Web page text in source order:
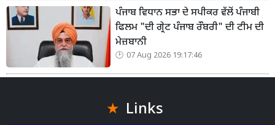
ਪੰਜਾਬ ਵਿਧਾਨ ਸਭਾ ਦੇ ਸਪੀਕਰ ਵੱਲੋਂ ਪੰਜਾਬੀ
ਫਿਲਮ "ਦੀ ਗ੍ਰੇਟ ਪੰਜਾਬ ਰੌਬਰੀ" ਦੀ ਟੀਮ ਦੀ
ਮੇਜ਼ਬਾਨੀ
07 Aug 2026 19:17:46
Links